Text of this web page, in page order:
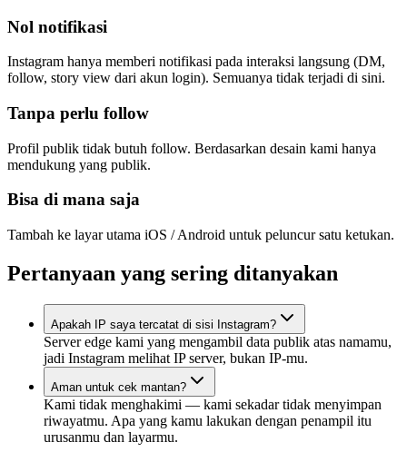
Nol notifikasi
Instagram hanya memberi notifikasi pada interaksi langsung (DM,
follow, story view dari akun login). Semuanya tidak terjadi di sini.
Tanpa perlu follow
Profil publik tidak butuh follow. Berdasarkan desain kami hanya
mendukung yang publik.
Bisa di mana saja
Tambah ke layar utama iOS / Android untuk peluncur satu ketukan.
Pertanyaan yang sering ditanyakan
Apakah IP saya tercatat di sisi Instagram?
Server edge kami yang mengambil data publik atas namamu,
jadi Instagram melihat IP server, bukan IP-mu.
Aman untuk cek mantan?
Kami tidak menghakimi — kami sekadar tidak menyimpan
riwayatmu. Apa yang kamu lakukan dengan penampil itu
urusanmu dan layarmu.